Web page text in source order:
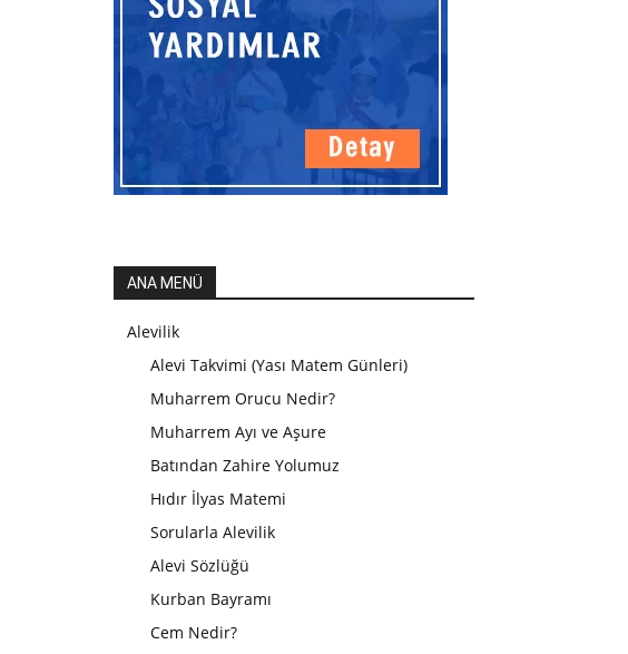
ANA MENÜ
Alevilik
Alevi Takvimi (Yası Matem Günleri)
Muharrem Orucu Nedir?
Muharrem Ayı ve Aşure
Batından Zahire Yolumuz
Hıdır İlyas Matemi
Sorularla Alevilik
Alevi Sözlüğü
Kurban Bayramı
Cem Nedir?